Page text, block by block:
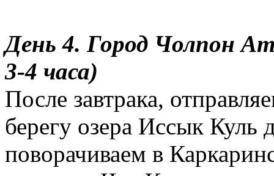
День 4. Город Чолпон
3-4 часа)
После завтрака,
берегу озера Иссык Куль
поворачиваем в